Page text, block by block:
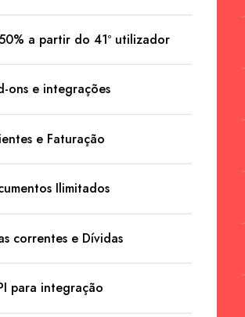
a partir do 41º utilizador
ons e integrações
e Faturação
Ilimitados
correntes e Dívidas
para integração
229 774 530
para a rede fixa nacional)